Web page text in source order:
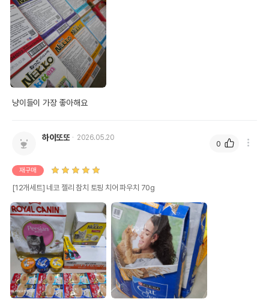
상품 필수 정보
경우 그에 대한 사항
제조국 또는 원산지
제조자,수입품의 경우
수입자를 함께 표기
유니코드
AS책임자와 전화번호
또는 소비자상담 관련
전화번호
어바웃펫//1644-9601
유통기한이 최소 2026.12.04이거나 그
냥이들이 가장 좋아해요
하이또또 2026.05.20
재구매
[12개세트] 네코 젤리 참치 토핑 치어 파우치 70g
0